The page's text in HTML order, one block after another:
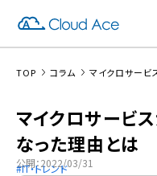
TOP コラム マイクロサービ
マイクロサービ
なった理由とは
公開：2022/03/31
IT・トレンド